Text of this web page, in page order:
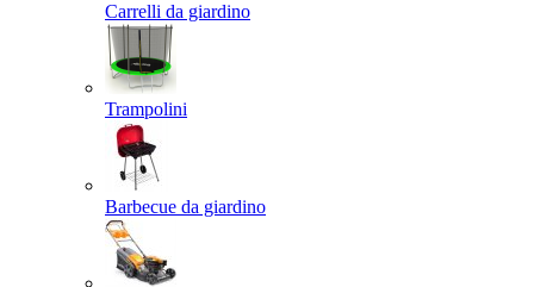
Carrelli da giardino
Trampolini
Barbecue da giardino